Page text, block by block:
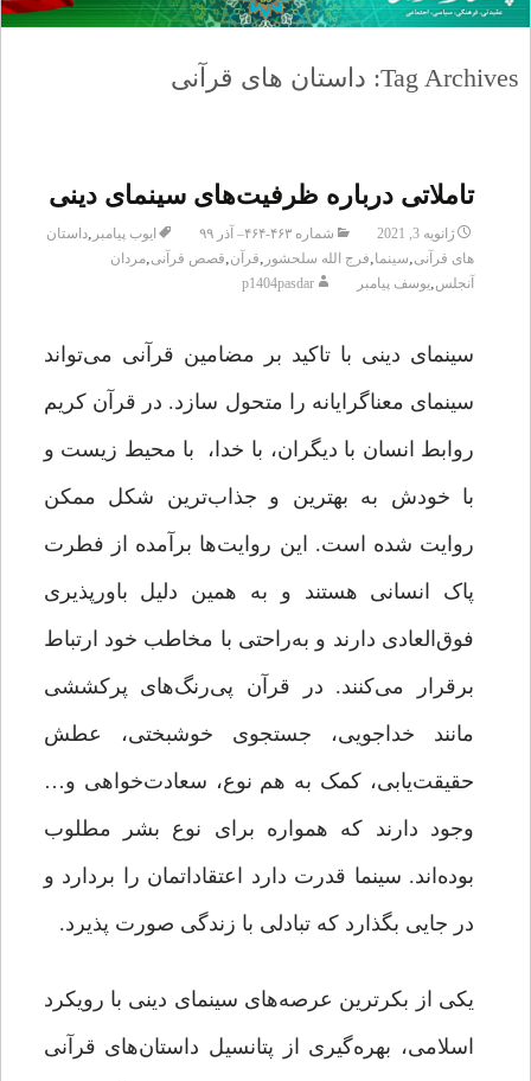
Tag Archives: داستان های قرآنی
تاملاتی درباره ظرفیت‌های سینمای دینی
ژانویه 3, 2021 شماره ۴۶۳-۴۶۴– آذر ۹۹ ایوب پیامبر ,داستان
های قرآنی,سینما,فرج الله سلحشور ,قرآن,قصص قرآنی,مردان
آنجلس,یوسف پیامبر p1404pasdar
سینمای دینی با تاکید بر مضامین قرآنی می‌تواند
سینمای معناگرایانه را متحول سازد. در قرآن کریم
روابط انسان با دیگران، با خدا، با محیط زیست و
با خودش به بهترین و جذاب‌ترین شکل ممکن
روایت شده است. این روایت‌ها برآمده از فطرت
پاک انسانی هستند و به همین دلیل باورپذیری
فوق‌العادی دارند و به‌راحتی با مخاطب خود ارتباط
برقرار می‌کنند. در قرآن پی‌رنگ‌های پرکششی
مانند خداجویی،‌ جستجوی خوشبختی،‌ عطش
حقیقت‌یابی، ‌کمک به هم نوع، ‌سعادت‌خواهی و…
وجود دارند که همواره برای نوع بشر مطلوب
بوده‌اند. سینما قدرت دارد اعتقاداتمان را بردارد و
در جایی بگذارد که تبادلی با زندگی صورت پذیرد.
یکی از بکرترین عرصه‌های سینمای دینی با رویکرد
اسلامی، بهره‌گیری از پتانسیل داستان‌های قرآنی